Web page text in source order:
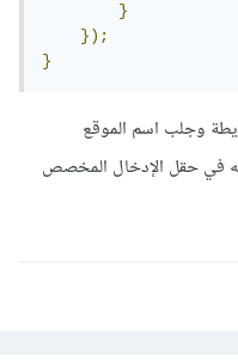
}
});
}
وجلب اسم الموقع
حقل الإدخال المخصص